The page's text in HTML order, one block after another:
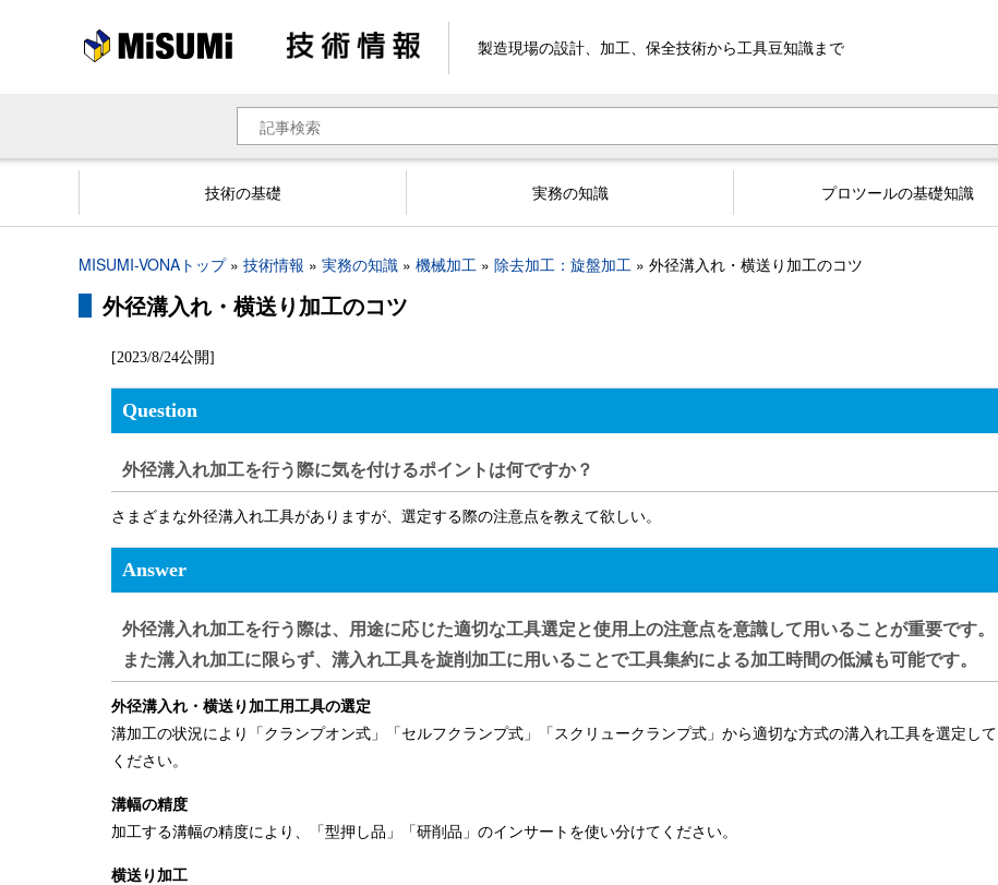
製造現場の設計、加工、 保全技術から工具豆知識まで
索
技術の基礎 実務の知識 プロツールの基礎知識
パ
MISUMI-VONAトップ 技術情報 実務の知識 機械加工 除去加工：旋盤加工 外径溝入れ・横送り加工のコツ
外径溝入れ・横送り加工のコツ
[2023/8/24公開]
Question
外径溝入れ加工を行う際に気を付けるポイントは何ですか？
さまざまな外径溝入れ工具がありますが、選定する際の注意点を教えて欲しい。
Answer
外径溝入れ加工を行う際は、用途に応じた適切な工具選定と使用上の注意点を意識して用いることが重要です。
また溝入れ加工に限らず、溝入れ工具を旋削加工に用いることで工具集約による加工時間の低減も可能です。
外径溝入れ・横送り加工用工具の選定
溝加工の状況により「クランプオン式」「セルフクランプ式」「スクリュークランプ式」から適切な方式の溝入れ工具を選定して
ください。
溝幅の精度
加工する溝幅の精度により、「型押し品」「研削品」のインサートを使い分けてください。
横送り加工